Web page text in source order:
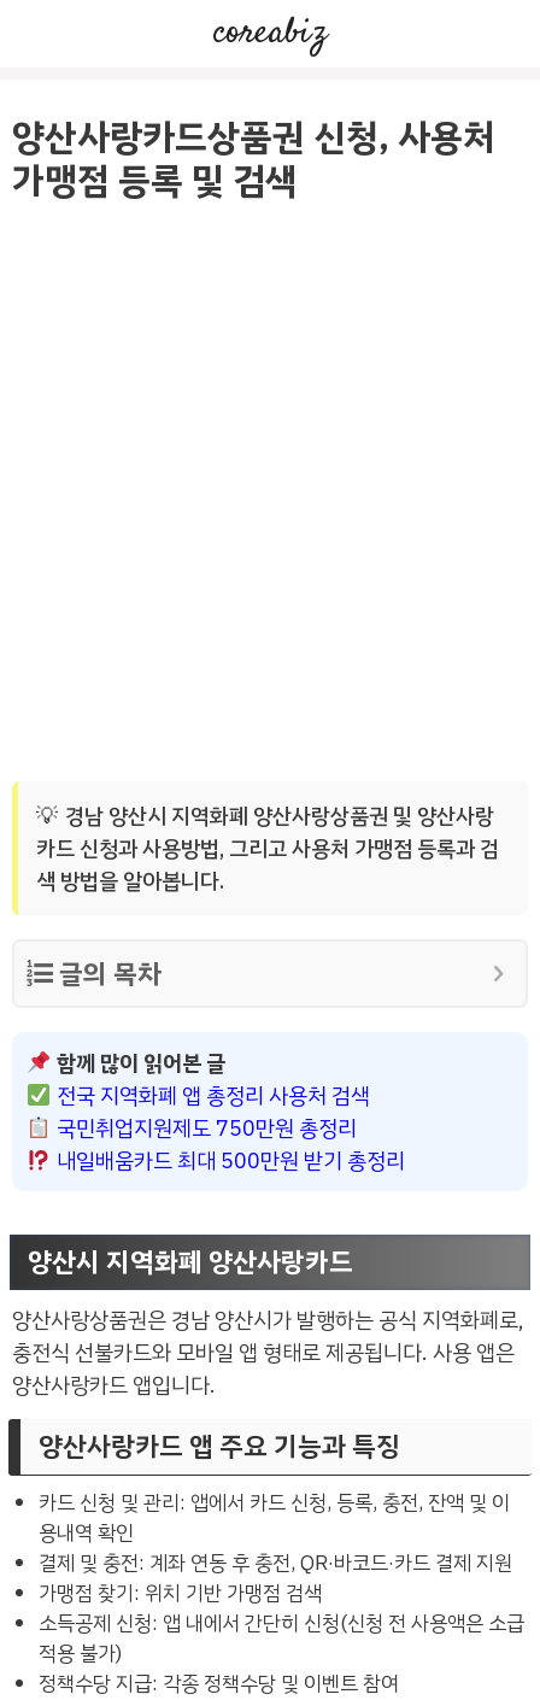
로
너
coreabiz
양산사랑카드상품권 신청, 사용처
가맹점 등록 및 검색
경남 양산시 지역화폐 양산사랑상품권 및 양산사랑
카드 신청과 사용방법, 그리고 사용처 가맹점 등록과 검
색 방법을 알아봅니다.
글의 목차
함께 많이 읽어본 글
전국 지역화폐 앱 총정리 사용처 검색
국민취업지원제도 750만원 총정리
내일배움카드 최대 500만원 받기 총정리
양산시 지역화폐 양산사랑카드
양산사랑상품권은 경남 양산시가 발행하는 공식 지역화폐로,
충전식 선불카드와 모바일 앱 형태로 제공됩니다. 사용 앱은
양산사랑카드 앱입니다.
양산사랑카드 앱 주요 기능과 특징
카드 신청 및 관리: 앱에서 카드 신청, 등록, 충전, 잔액 및 이
용내역 확인
결제 및 충전: 계좌 연동 후 충전, QR·바코드·카드 결제 지원
가맹점 찾기: 위치 기반 가맹점 검색
소득공제 신청: 앱 내에서 간단히 신청(신청 전 사용액은 소급
적용 불가)
정책수당 지급: 각종 정책수당 및 이벤트 참여